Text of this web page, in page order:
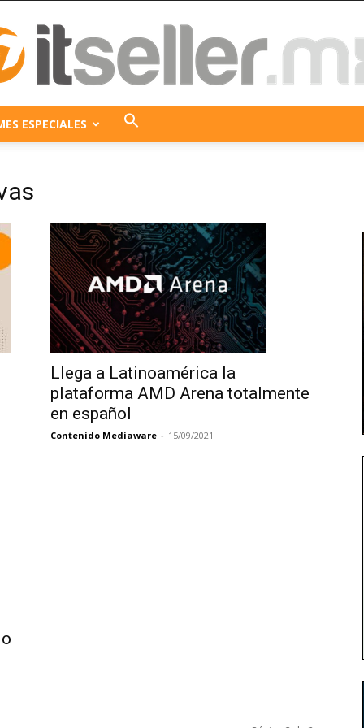
ITseller
México
ESPECIALES
Llega a Latinoamérica la
plataforma AMD Arena totalmente
en español
Contenido Mediaware - 15/09/2021